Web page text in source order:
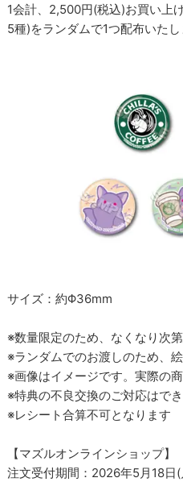
1会計、2,500円(税込)お買い上
5種)をランダムで1つ配布いたし
サイズ：約Φ36mm
※数量限定のため、なくなり次
※ランダムでのお渡しのため、
※画像はイメージです。実際の
※特典の不良交換のご対応はで
※レシート合算不可となります
【マズルオンラインショップ】
注文受付期間：2026年5月18日